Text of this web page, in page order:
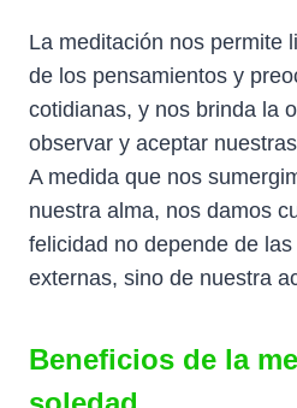
La meditación nos permite
de los pensamientos y
cotidianas, y nos brinda la
observar y aceptar
A medida que nos
nuestra alma, nos damos
felicidad no depende de
externas, sino de nuestra
Beneficios de la